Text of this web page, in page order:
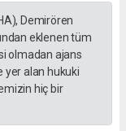
Demirören
eklenen tüm
olmadan ajans
yer alan hukuki
hiç bir